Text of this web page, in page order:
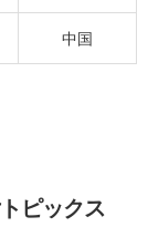
中国
ピックス